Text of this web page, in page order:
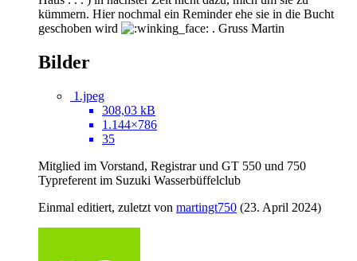
kümmern. Hier nochmal ein Reminder ehe sie in die Bucht
geschoben wird
. Gruss Martin
Bilder
1.jpeg
308,03 kB
1.144×786
35
Mitglied im Vorstand, Registrar und GT 550 und 750
Typreferent im Suzuki Wasserbüffelclub
Einmal editiert, zuletzt von martingt750 (23. April 2024)